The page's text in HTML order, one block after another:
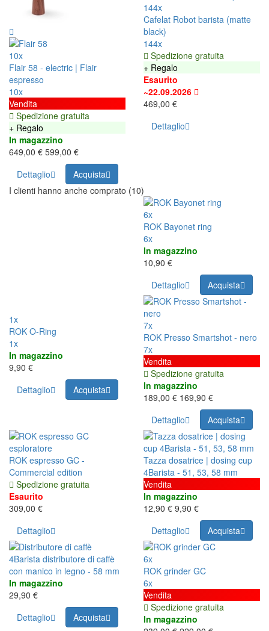
10x
Flair 58 - electric | Flair
espresso
10x
Vendita
Spedizione gratuita
+ Regalo
In magazzino
649,00 € 599,00 €
Dettaglio
Acquista
144x
Cafelat Robot barista (matte
black)
144x
Spedizione gratuita
+ Regalo
Esaurito
~22.09.2026
469,00 €
Dettaglio
I clienti hanno anche comprato (10)
1x
ROK O-Ring
1x
In magazzino
9,90 €
Dettaglio
Acquista
6x
ROK Bayonet ring
6x
In magazzino
10,90 €
Dettaglio
Acquista
7x
ROK Presso Smartshot - nero
7x
Vendita
Spedizione gratuita
In magazzino
189,00 € 169,90 €
Dettaglio
Acquista
ROK espresso GC -
Commercial edition
Spedizione gratuita
Esaurito
309,00 €
Dettaglio
Tazza dosatrice | dosing cup
4Barista - 51, 53, 58 mm
Vendita
In magazzino
12,90 € 9,90 €
Dettaglio
Acquista
4Barista distributore di caffè
con manico in legno - 58 mm
In magazzino
29,90 €
Dettaglio
Acquista
6x
ROK grinder GC
6x
Vendita
Spedizione gratuita
In magazzino